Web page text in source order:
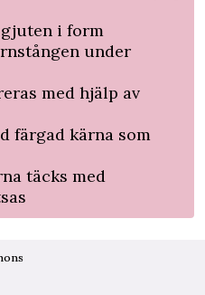
gjuten i form
under
med hjälp av
färgad kärna som
täcks med